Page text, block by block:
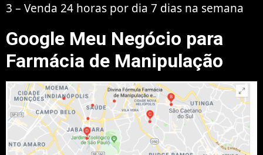
3 – Venda 24 horas por dia 7 dias na semana
Google Meu Negócio para
Farmácia de Manipulação